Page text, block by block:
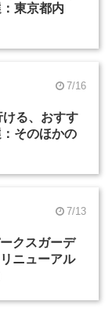
東京都内
7/16
る、おすす
そのほかの
7/13
クスガーデ
ニューアル